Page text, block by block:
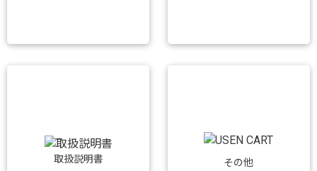
取扱説明書 その他